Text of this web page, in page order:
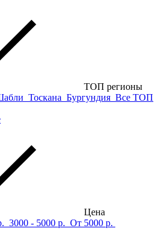
ТОП регионы
Тоскана Бургундия Все ТОП
Цена
3000 - 5000 р. От 5000 р.